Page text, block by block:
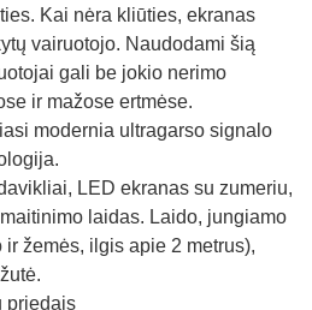
Kai nėra kliūties, ekranas
vairuotojo. Naudodami šią
gali be jokio nerimo
ir mažose ertmėse.
modernia ultragarso signalo
LED ekranas su zumeriu,
laidas. Laido, jungiamo
žemės, ilgis apie 2 metrus),
priedais